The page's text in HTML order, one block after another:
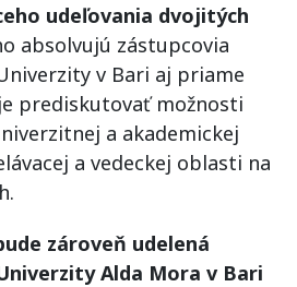
udeľovania dvojitých
absolvujú zástupcovia
v Bari aj priame
prediskutovať možnosti
a akademickej
a vedeckej oblasti na
zároveň udelená
Alda Mora v Bari